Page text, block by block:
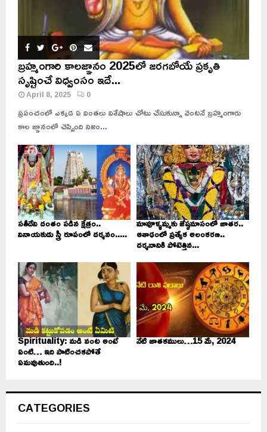
బ్రహ్మంగారి కాలజ్ఞానం 2025లో జరగబోయే ప్రకృతి
సృష్టించే విధ్వంసం ఇదే...
April 8, 2025 0
ప్రపంచంలో ఎక్కడ ఏ వింతలు విశేషాలు చోటు చేసుకున్నా వెంటనే బ్రహ్మంగారు
కాల జ్ఞానంలో చెప్పింది నిజం...
సతీదేవి దంతం పడిన క్షేత్రం..
వినాయకుడు స్త్రీ రూపంలో దర్శనం.....
మావూళ్ళమ్మకు జేష్ఠమాసంలో జాతర..
ఆశాఢంలో ప్రత్యేక అలంకరణ..
దర్శనానికి పోటెత్తిన...
Spirituality: మడి వంట అంటే
ఏంటి… ఇది పాటించకపోతే
ఏమవుతుంది..!
నేటి జాతకములు…15 మే, 2024
CATEGORIES